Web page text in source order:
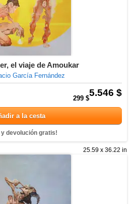
el viaje de Amoukar
García Fernández
5.546 $
299 $
a la cesta
y devolución gratis!
25.59 x 36.22 in